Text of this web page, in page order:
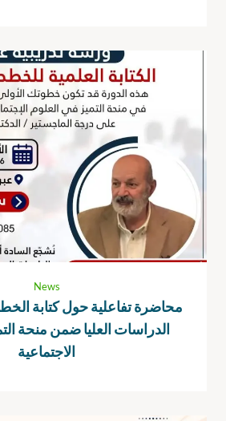
News
محاضرة تفاعلية حول كتابة
الدراسات العليا ضمن منحة
الاجتماعية